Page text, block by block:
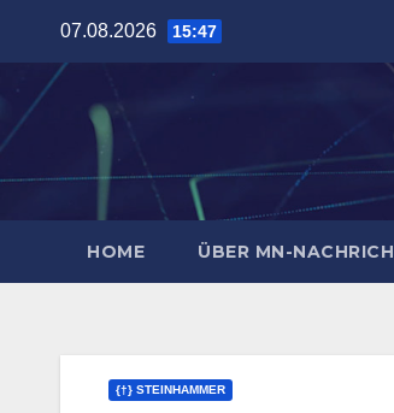
springen
07.08.2026 15:47
HOME ÜBER MN-
{†} STEINHAMMER